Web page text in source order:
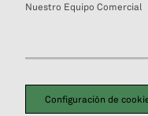
Nuestro Equipo Comercial
Configuración de